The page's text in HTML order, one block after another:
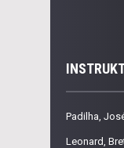
Padilha,
Leonard,